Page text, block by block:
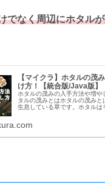
でなく周辺にホタル
【マイクラ】ホタルの茂
け方！【統合版/Java版】
ホタルの茂みの入手方法や増や
タルの茂みとはホタルの茂みと
生息している草です。ホタルは
だけでなく周辺にホタルが飛ん
ま...